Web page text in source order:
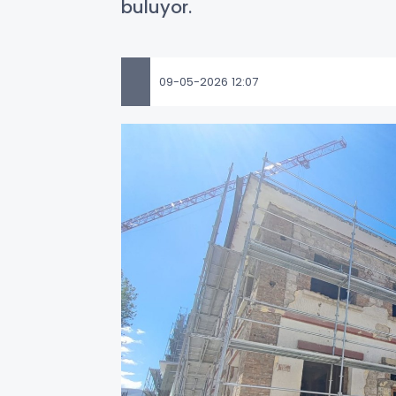
buluyor.
09-05-2026 12:07